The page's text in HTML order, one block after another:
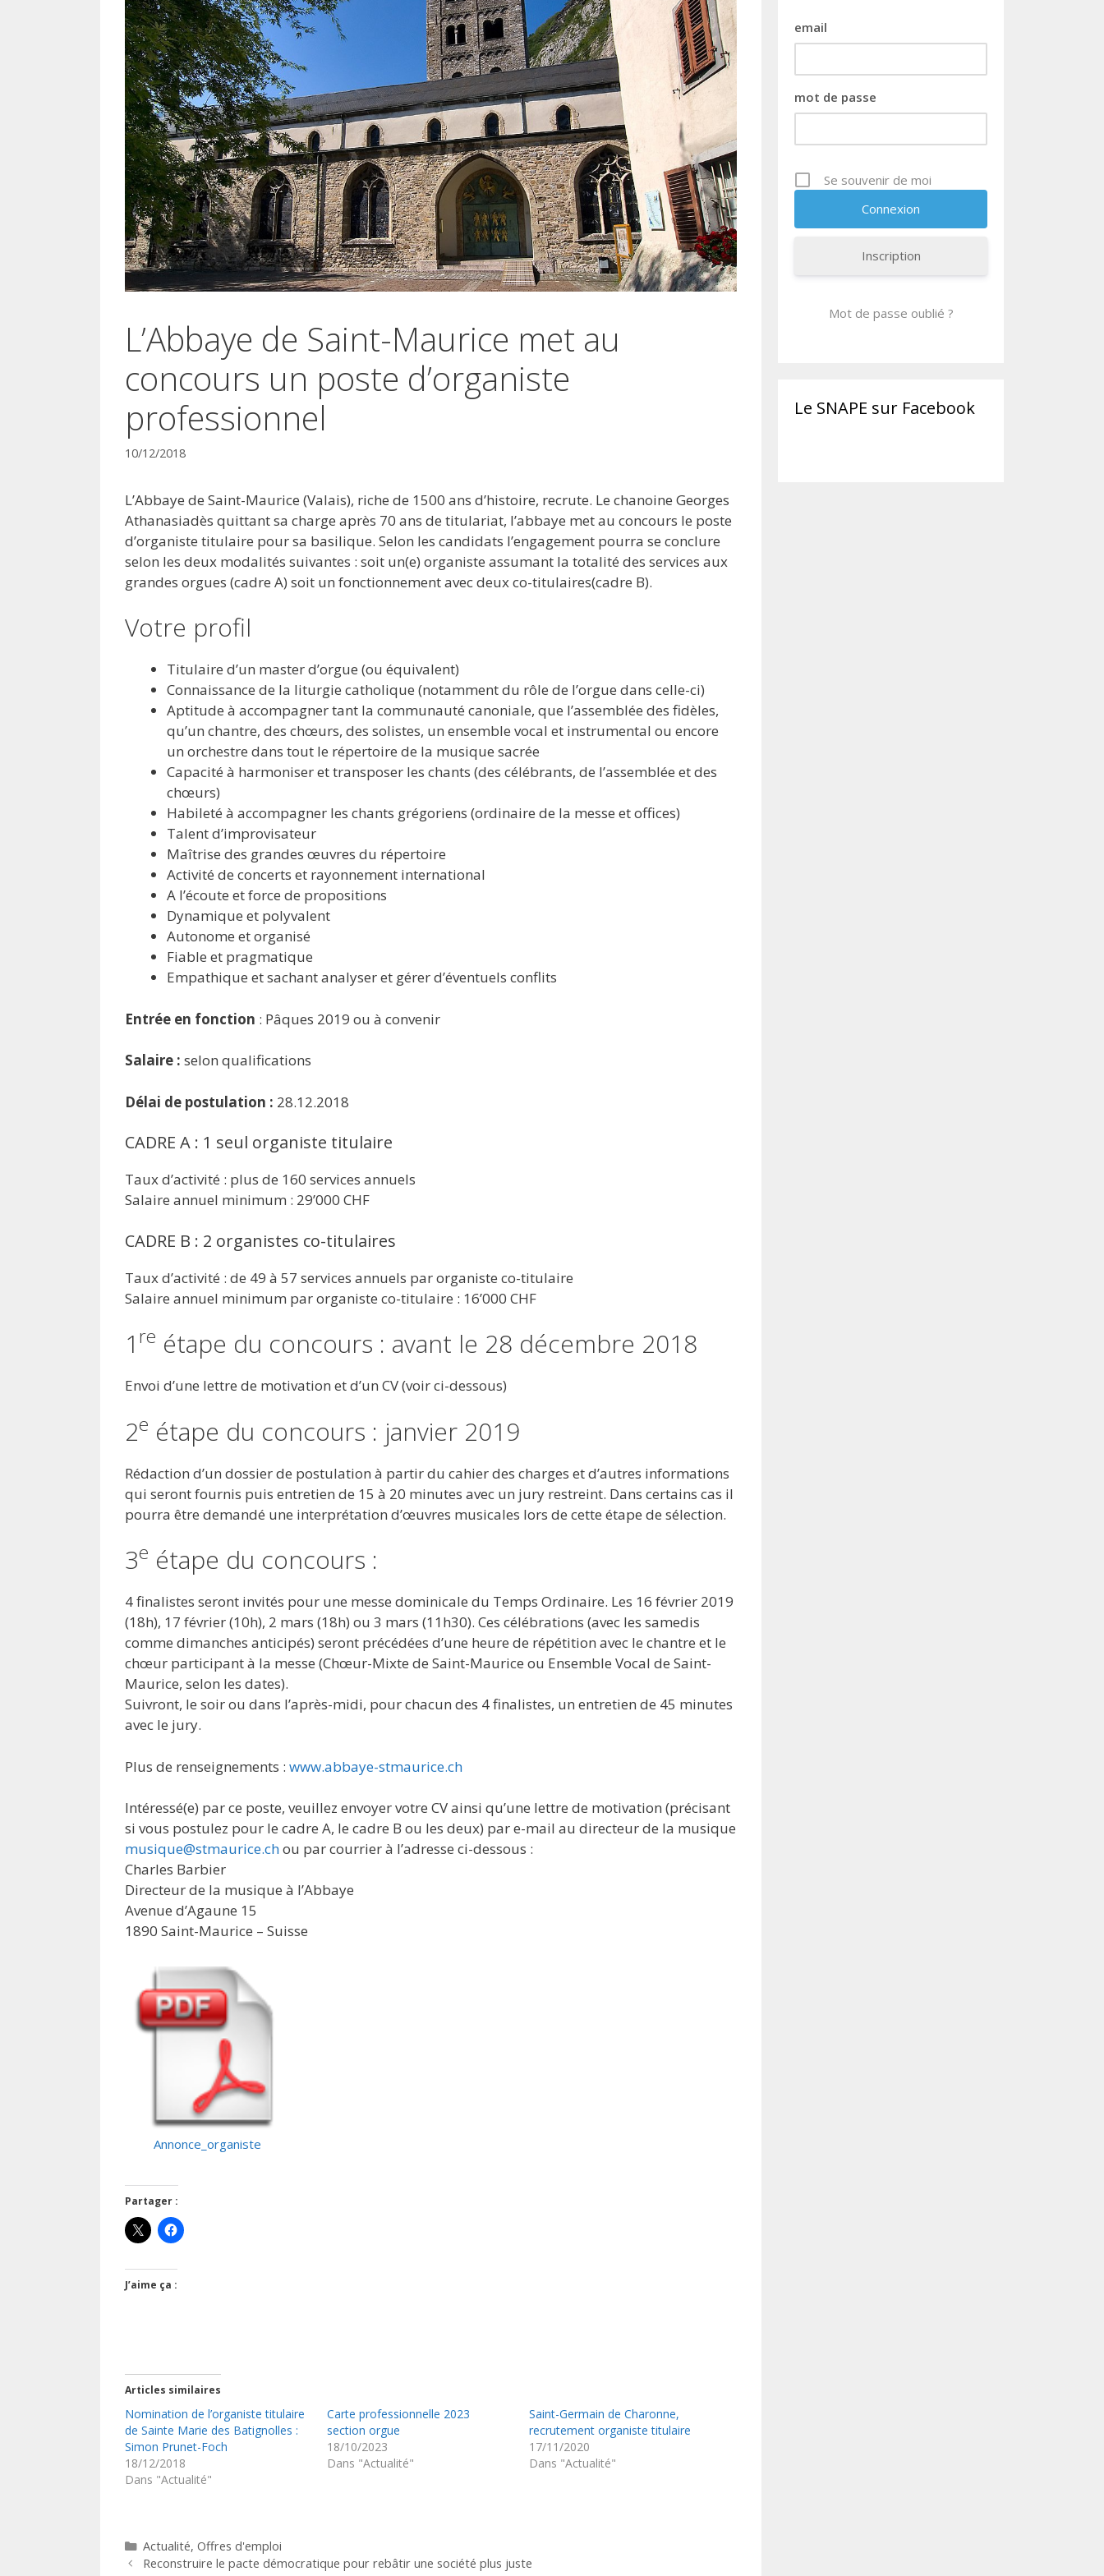
L’Abbaye de Saint-Maurice met au
concours un poste d’organiste
professionnel
10/12/2018
L’Abbaye de Saint-Maurice (Valais), riche de 1500 ans d’histoire, recrute. Le chanoine Georges
Athanasiadès quittant sa charge après 70 ans de titulariat, l’abbaye met au concours le poste
d’organiste titulaire pour sa basilique. Selon les candidats l’engagement pourra se conclure
selon les deux modalités suivantes : soit un(e) organiste assumant la totalité des services aux
grandes orgues (cadre A) soit un fonctionnement avec deux co-titulaires(cadre B).
Votre profil
Titulaire d’un master d’orgue (ou équivalent)
Connaissance de la liturgie catholique (notamment du rôle de l’orgue dans celle-ci)
Aptitude à accompagner tant la communauté canoniale, que l’assemblée des fidèles,
qu’un chantre, des chœurs, des solistes, un ensemble vocal et instrumental ou encore
un orchestre dans tout le répertoire de la musique sacrée
Capacité à harmoniser et transposer les chants (des célébrants, de l’assemblée et des
chœurs)
Habileté à accompagner les chants grégoriens (ordinaire de la messe et offices)
Talent d’improvisateur
Maîtrise des grandes œuvres du répertoire
Activité de concerts et rayonnement international
A l’écoute et force de propositions
Dynamique et polyvalent
Autonome et organisé
Fiable et pragmatique
Empathique et sachant analyser et gérer d’éventuels conflits
Entrée en fonction : Pâques 2019 ou à convenir
Salaire : selon qualifications
Délai de postulation : 28.12.2018
CADRE A : 1 seul organiste titulaire
Taux d’activité : plus de 160 services annuels
Salaire annuel minimum : 29’000 CHF
CADRE B : 2 organistes co-titulaires
Taux d’activité : de 49 à 57 services annuels par organiste co-titulaire
Salaire annuel minimum par organiste co-titulaire : 16’000 CHF
1 re étape du concours : avant le 28 décembre 2018
Envoi d’une lettre de motivation et d’un CV (voir ci-dessous)
2e étape du concours : janvier 2019
Rédaction d’un dossier de postulation à partir du cahier des charges et d’autres informations
qui seront fournis puis entretien de 15 à 20 minutes avec un jury restreint. Dans certains cas il
pourra être demandé une interprétation d’œuvres musicales lors de cette étape de sélection.
3e étape du concours :
4 finalistes seront invités pour une messe dominicale du Temps Ordinaire. Les 16 février 2019
(18h), 17 février (10h), 2 mars (18h) ou 3 mars (11h30). Ces célébrations (avec les samedis
comme dimanches anticipés) seront précédées d’une heure de répétition avec le chantre et le
chœur participant à la messe (Chœur-Mixte de Saint-Maurice ou Ensemble Vocal de Saint-
Maurice, selon les dates).
Suivront, le soir ou dans l’après-midi, pour chacun des 4 finalistes, un entretien de 45 minutes
avec le jury.
Plus de renseignements : www.abbaye-stmaurice.ch
Intéressé(e) par ce poste, veuillez envoyer votre CV ainsi qu’une lettre de motivation (précisant
si vous postulez pour le cadre A, le cadre B ou les deux) par e-mail au directeur de la musique
musique@stmaurice.chou par courrier à l’adresse ci-dessous :
Charles Barbier
Directeur de la musique à l’Abbaye
Avenue d’Agaune 15
1890 Saint-Maurice – Suisse
Annonce_organiste
Partager :
J’aime ça :
Articles similaires
Nomination de l’organiste titulaire
de Sainte Marie des Batignolles :
Simon Prunet-Foch
18/12/2018
Dans "Actualité"
Carte professionnelle 2023
section orgue
18/10/2023
Dans "Actualité"
Saint-Germain de Charonne,
recrutement organiste titulaire
17/11/2020
Dans "Actualité"
Catégories
Actualité, Offres d'emploi
Reconstruire le pacte démocratique pour rebâtir une société plus juste
email
mot de passe
Se souvenir de moi
Inscription
Mot de passe oublié ?
Le SNAPE sur Facebook